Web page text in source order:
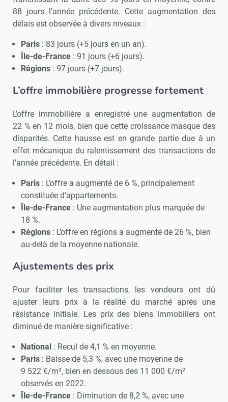
88 jours l’année précédente. Cette augmentation des
délais est observée à divers niveaux :
Paris: 83 jours (+5 jours en un an).
Île-de-France: 91 jours (+6 jours).
Régions: 97 jours (+7 jours).
L’offre immobilière progresse fortement
L’offre immobilière a enregistré une augmentation de
22 % en 12 mois, bien que cette croissance masque des
disparités. Cette hausse est en grande partie due à un
effet mécanique du ralentissement des transactions de
l’année précédente. En détail :
Paris: L’offre a augmenté de 6 %, principalement
constituée d’appartements.
Île-de-France: Une augmentation plus marquée de
18 %.
Régions: L’offre en régions a augmenté de 26 %, bien
au-delà de la moyenne nationale.
Ajustements des prix
Pour faciliter les transactions, les vendeurs ont dû
ajuster leurs prix à la réalité du marché après une
résistance initiale. Les prix des biens immobiliers ont
diminué de manière significative :
National: Recul de 4,1 % en moyenne.
Paris: Baisse de 5,3 %, avec une moyenne de
9 522 €/m², bien en dessous des 11 000 €/m²
observés en 2022.
Île-de-France: Diminution de 8,2 %, avec une